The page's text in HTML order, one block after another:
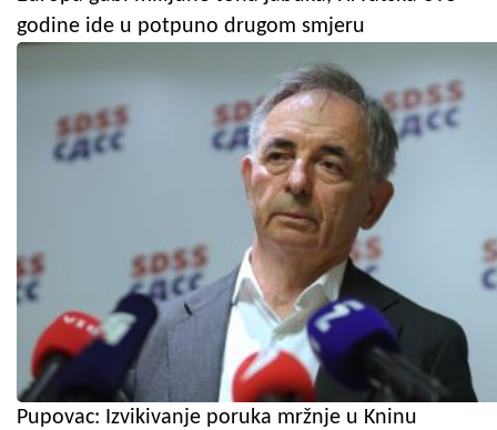
godine ide u potpuno drugom smjeru
Pupovac: Izvikivanje poruka mržnje u Kninu